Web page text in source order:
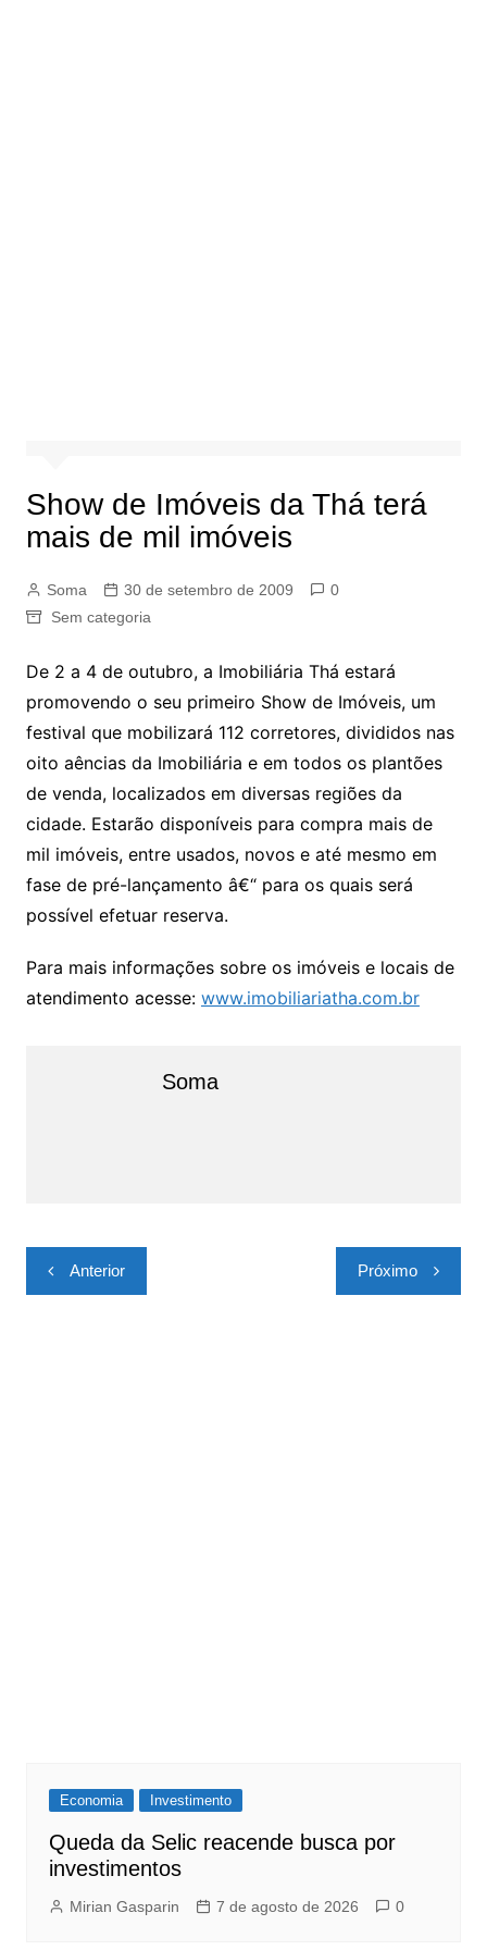
Show de Imóveis da Thá terá
mais de mil imóveis
Soma 30 de setembro de 2009
0
Sem categoria
De 2 a 4 de outubro, a Imobiliária Thá estará
promovendo o seu primeiro Show de Imóveis, um
festival que mobilizará 112 corretores, divididos nas
oito aências da Imobiliária e em todos os plantões
de venda, localizados em diversas regiões da
cidade. Estarão disponíveis para compra mais de
mil imóveis, entre usados, novos e até mesmo em
fase de pré-lançamento â€“ para os quais será
possível efetuar reserva.
Para mais informações sobre os imóveis e locais de
atendimento acesse: www.imobiliariatha.com.br
Soma
Navegação
de
Anterior Próximo
Economia Investimento
Queda da Selic reacende busca por
investimentos
Mirian Gasparin 7 de agosto de 2026 0